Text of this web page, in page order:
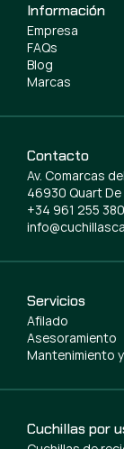
Servicios
Afilado
Asesoramiento
Mantenimiento
Cuchillas por
Información
Empresa
FAQs
Blog
Marcas
Contacto
Av. Comarcas
46930 Quart
+34 961 255 380